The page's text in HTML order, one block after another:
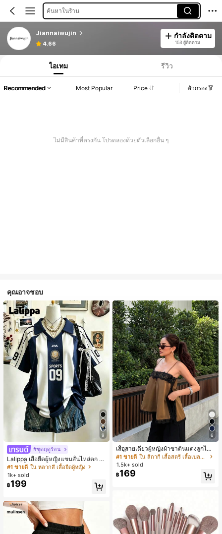
ค้นหาในร้าน
Jiannaiwujin
4.66
กำลังติดตาม
153 ผู้ติดตาม
ไอเทม รีวิว
Recommended Most Popular Price ตัวกรอง
ไม่มีสินค้าที่ตรงกัน โปรดลองด้วยตัวเลือกอื่น ๆ
คุณอาจชอบ
9
#ชุดฤดูร้อน
Lalippa เสื้อยืดผู้หญิงแขนสั้นไหล่ตก ค
อวีปกเสื้อ ลายพิมพ์ดิจิทัลลายทาง สไตล์
สปอร์ตแฟชั่นมินิมอล ของขวัญสำหรับเ
พื่อน
#1 ขายดี ใน หลากสี เสื้อยืดผู้หญิง
1k+ sold
฿199
6
เสื้อสายเดี่ยวผู้หญิงผ้าซาตินแต่งลูกไม้
- เสื้อสายเดี่ยวฤดูร้อนสีคากีมีรอยผ่าด้า
นข้างที่น่าดึงดูดแบบสบายๆ
#1 ขายดี
ใน สีกากี เสื้อสตรี เสื้อเบลาส์ & Tee
ลูกค้ากลับมาซื้อซ้ำ!
#1 ขายดี
ใน สีกากี เสื้อสตรี เสื้อเบลาส์ & Tee
ลูกค้ากลับมาซื้อซ้ำ!
#1 ขายดี
ใน สีกากี เสื้อสตรี เสื้อเบลาส์ & Tee
ลูกค้ากลับมาซื้อซ้ำ!
#1 ขายดี
ใน สีกากี เสื้อสตรี เสื้อเบลาส์ & Tee
1.5k+ sold
฿169